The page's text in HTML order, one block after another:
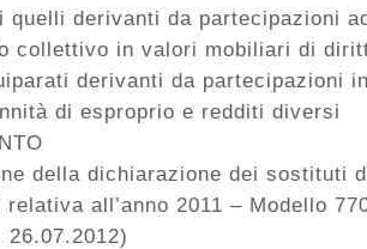
quelli derivanti da partecipazioni
collettivo in valori mobiliari di
derivanti da partecipazioni
di esproprio e redditi diversi
della dichiarazione dei sostituti
all’anno 2011 – Modello
26.07.2012)